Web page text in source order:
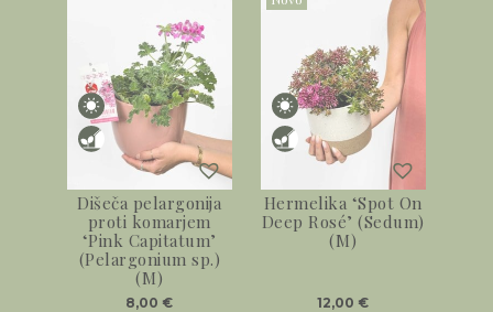
Dišeča pelargonija
proti komarjem
‘Pink Capitatum’
(Pelargonium sp.)
(M)
8,00 €
Hermelika ‘Spot On
Deep Rosé’ (Sedum)
(M)
12,00 €